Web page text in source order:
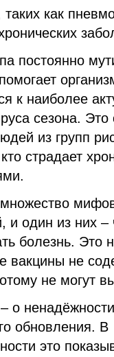
как
постоянно
к наиболее
сезона. Это
из групп
страдает
и один из них –
болезнь. Это
вакцины не
не могут
о
обновления. В
это